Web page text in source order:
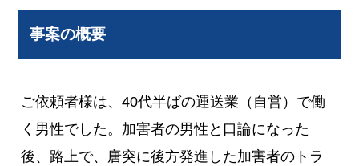
事案の概要
ご依頼者様は、40代半ばの運送業（自営）で働
く男性でした。加害者の男性と口論になった
後、路上で、唐突に後方発進した加害者のトラ